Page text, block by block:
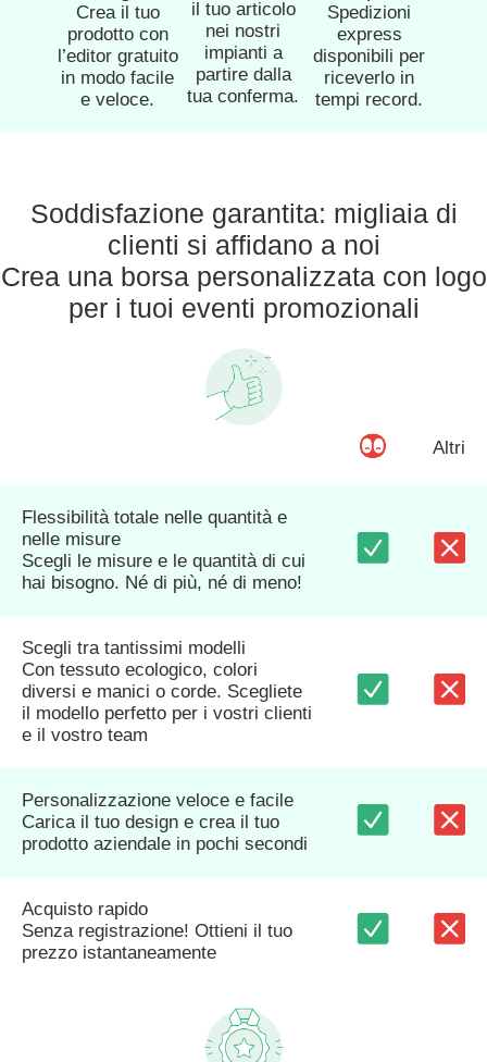
Crea il tuo
prodotto con
l’editor gratuito
in modo facile
e veloce.
il tuo articolo
nei nostri
impianti a
partire dalla
tua conferma.
Spedizioni
express
disponibili per
riceverlo in
tempi record.
Soddisfazione garantita: migliaia di
clienti si affidano a noi
Crea una borsa personalizzata con logo
per i tuoi eventi promozionali
Altri
Flessibilità totale nelle quantità e
nelle misure
Scegli le misure e le quantità di cui
hai bisogno. Né di più, né di meno!
Scegli tra tantissimi modelli
Con tessuto ecologico, colori
diversi e manici o corde. Scegliete
il modello perfetto per i vostri clienti
e il vostro team
Personalizzazione veloce e facile
Carica il tuo design e crea il tuo
prodotto aziendale in pochi secondi
Acquisto rapido
Senza registrazione! Ottieni il tuo
prezzo istantaneamente